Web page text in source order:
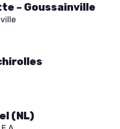
– Goussainville
(NL)